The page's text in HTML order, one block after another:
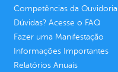
Competências da Ouvidoria
Dúvidas? Acesse o FAQ
Fazer uma Manifestação
Informações Importantes
Relatórios Anuais